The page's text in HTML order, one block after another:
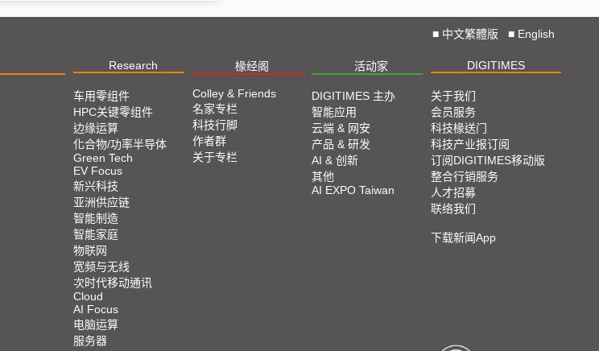
■ 中文繁體版 ■ English
Research 椽经阁 活动家 DIGITIMES
车用零组件
HPC关键零组件
边缘运算
化合物/功率半导体
Green Tech
EV Focus
新兴科技
亚洲供应链
智能制造
智能家庭
物联网
宽频与无线
次时代移动通讯
Cloud
AI Focus
电脑运算
服务器
Colley & Friends
名家专栏
科技行脚
作者群
关于专栏
DIGITIMES 主办
智能应用
云端 & 网安
产品 & 研发
AI & 创新
其他
AI EXPO Taiwan
关于我们
会员服务
科技椽送门
科技产业报订阅
订阅DIGITIMES移动版
整合行销服务
人才招募
联络我们
下载新闻App